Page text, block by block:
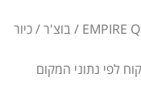
משטח EMPIRE QUARTZ / CORIAN / בוצ'ר / כיור
לפי נתוני המקום